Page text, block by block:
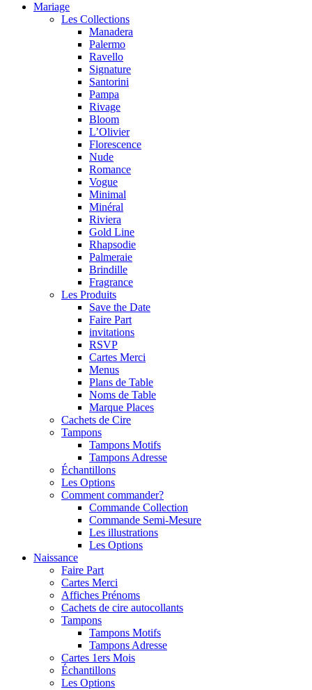
Mariage
Les Collections
Manadera
Palermo
Ravello
Signature
Santorini
Pampa
Rivage
Bloom
L’Olivier
Florescence
Nude
Romance
Vogue
Minimal
Minéral
Riviera
Gold Line
Rhapsodie
Palmeraie
Brindille
Fragrance
Les Produits
Save the Date
Faire Part
invitations
RSVP
Cartes Merci
Menus
Plans de Table
Noms de Table
Marque Places
Cachets de Cire
Tampons
Tampons Motifs
Tampons Adresse
Échantillons
Les Options
Comment commander?
Commande Collection
Commande Semi-Mesure
Les illustrations
Les Options
Naissance
Faire Part
Cartes Merci
Affiches Prénoms
Cachets de cire autocollants
Tampons
Tampons Motifs
Tampons Adresse
Cartes 1ers Mois
Échantillons
Les Options